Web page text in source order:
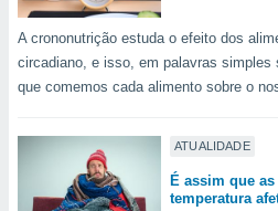
A crononutrição estuda o efeito dos
circadiano, e isso, em palavras simples
que comemos cada alimento sobre o
ATUALIDADE
É assim que
temperatura